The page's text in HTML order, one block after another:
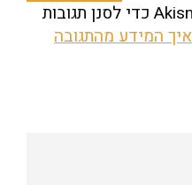
אתר זו עושה שימוש ב-Akismet כדי לסנן תגובות
המידע מהתגובה